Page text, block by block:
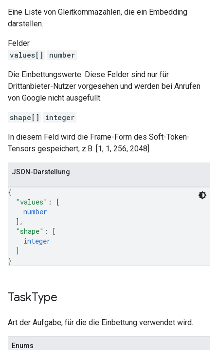
Eine Liste von Gleitkommazahlen, die ein Embedding
darstellen.
Felder
values[]
number
Die Einbettungswerte. Diese Felder sind nur für
Drittanbieter-Nutzer vorgesehen und werden bei Anrufen
von Google nicht ausgefüllt.
shape[] integer
In diesem Feld wird die Frame-Form des Soft-Token-
Tensors gespeichert, z.B. [1, 1, 256, 2048].
JSON-Darstellung
{
"values" :
[
number
] ,
"shape" :
[
integer
]
}
TaskType
Art der Aufgabe, für die die Einbettung verwendet wird.
Enums